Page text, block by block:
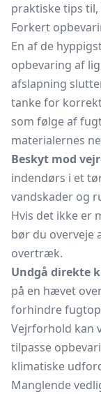
praktiske tips
Forkert
En af de
opbevaring af
afslapning
tanke for
som følge af
materialernes
Beskyt mod
indendørs i et
vandskader og
Hvis det ikke er
bør du overveje
overtræk.
Undgå direkte
på en hævet
forhindre
Vejrforhold kan
tilpasse
klimatiske
Manglende